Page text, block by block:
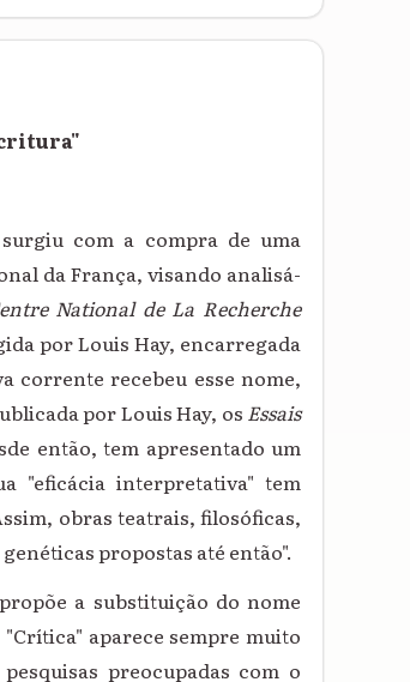
com a compra de uma
da França, visando analisá-
National de La Recherche
por Louis Hay, encarregada
corrente recebeu esse nome,
por Louis Hay, os Essais
então, tem apresentado um
"eficácia interpretativa" tem
obras teatrais, filosóficas,
propostas até então".
a substituição do nome
aparece sempre muito
preocupadas com o